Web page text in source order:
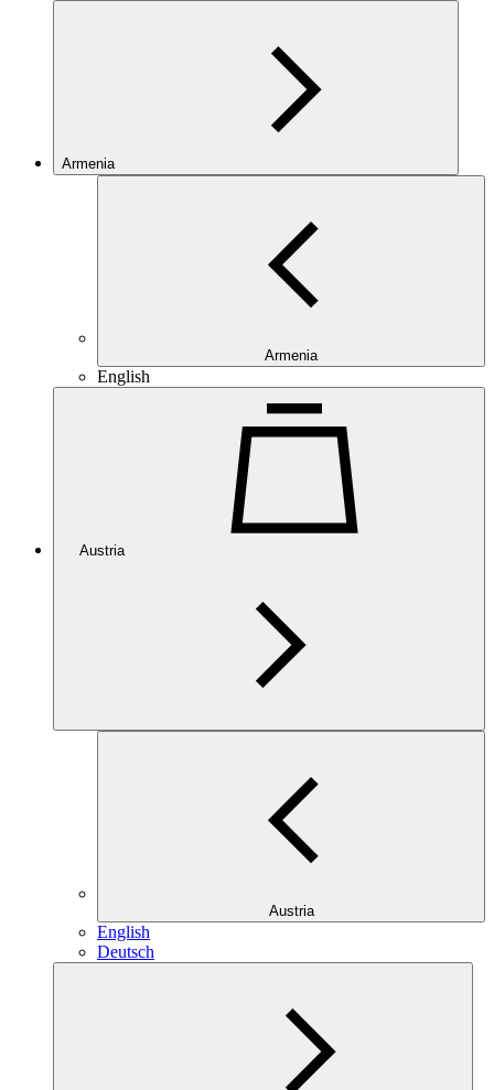
Armenia
Armenia
English
Austria
Austria
English
Deutsch